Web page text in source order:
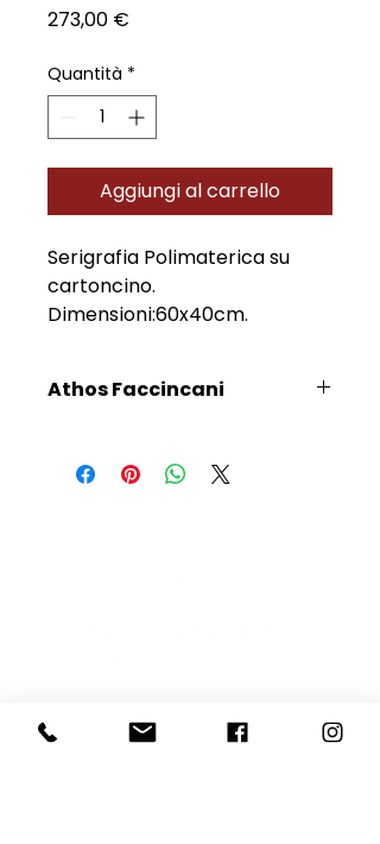
273,00 €
Quantità *
Aggiungi al carrello
Serigrafia Polimaterica su
cartoncino.
Dimensioni:60x40cm.
Athos Faccincani